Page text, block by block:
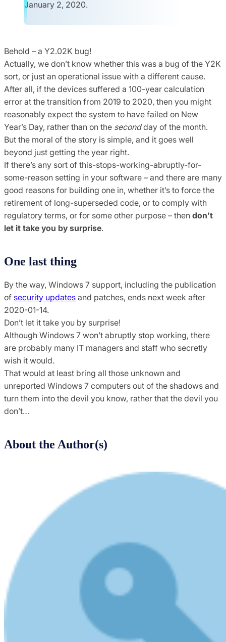
January 2, 2020.
Behold – a Y2.02K bug!
Actually, we don’t know whether this was a bug of the Y2K
sort, or just an operational issue with a different cause.
After all, if the devices suffered a 100-year calculation
error at the transition from 2019 to 2020, then you might
reasonably expect the system to have failed on New
Year’s Day, rather than on the secondday of the month.
But the moral of the story is simple, and it goes well
beyond just getting the year right.
If there’s any sort of this-stops-working-abruptly-for-
some-reason setting in your software – and there are many
good reasons for building one in, whether it’s to force the
retirement of long-superseded code, or to comply with
regulatory terms, or for some other purpose – then don’t
let it take you by surprise.
One last thing
By the way, Windows 7 support, including the publication
of security updates and patches, ends next week after
2020-01-14.
Don’t let it take you by surprise!
Although Windows 7 won’t abruptly stop working, there
are probably many IT managers and staff who secretly
wish it would.
That would at least bring all those unknown and
unreported Windows 7 computers out of the shadows and
turn them into the devil you know, rather that the devil you
don’t…
About the Author(s)